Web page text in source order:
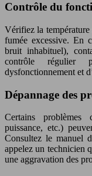
Contrôle du
Vérifiez la température
fumée excessive. En
bruit inhabituel),
contrôle régulier
dysfonctionnement et
Dépannage des
Certains problèmes
puissance, etc.)
Consultez le manuel
appelez un technicien
une aggravation des